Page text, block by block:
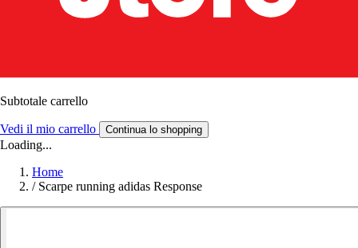
Subtotale carrello
Vedi il mio carrello Continua lo shopping
Loading...
Home
/ Scarpe running adidas Response